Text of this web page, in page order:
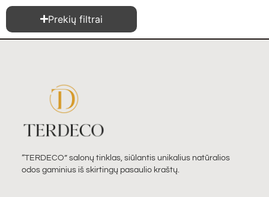
Prekių filtrai
“TERDECO” salonų tinklas, siūlantis unikalius natūralios
odos gaminius iš skirtingų pasaulio kraštų.